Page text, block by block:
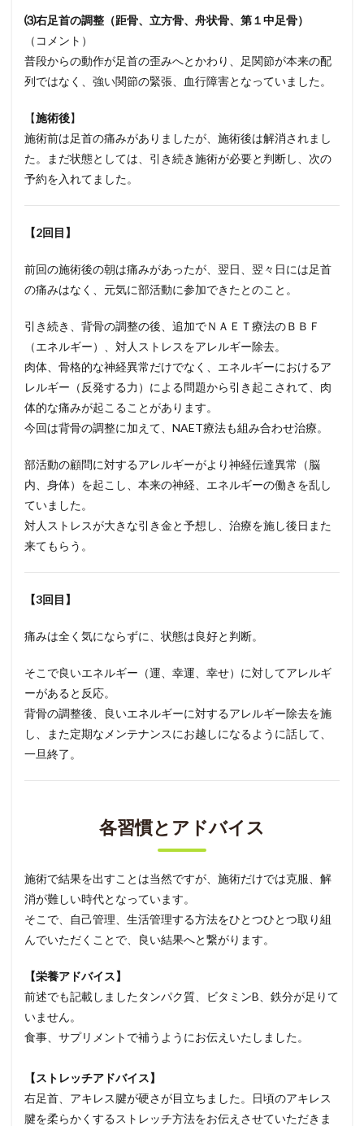
⑶右足首の調整（距骨、立方骨、舟状骨、第１中足骨）
（コメント）
普段からの動作が足首の歪みへとかわり、足関節が本来の配
列ではなく、強い関節の緊張、血行障害となっていました。
【施術後】
施術前は足首の痛みがありましたが、施術後は解消されまし
た。まだ状態としては、引き続き施術が必要と判断し、次の
予約を入れてました。
【2回目】
前回の施術後の朝は痛みがあったが、翌日、翌々日には足首
の痛みはなく、元気に部活動に参加できたとのこと。
引き続き、背骨の調整の後、追加でＮＡＥＴ療法のＢＢＦ
（エネルギー）、対人ストレスをアレルギー除去。
肉体、骨格的な神経異常だけでなく、エネルギーにおけるア
レルギー（反発する力）による問題から引き起こされて、肉
体的な痛みが起こることがあります。
今回は背骨の調整に加えて、NAET療法も組み合わせ治療。
部活動の顧問に対するアレルギーがより神経伝達異常（脳
内、身体）を起こし、本来の神経、エネルギーの働きを乱し
ていました。
対人ストレスが大きな引き金と予想し、治療を施し後日また
来てもらう。
【3回目】
痛みは全く気にならずに、状態は良好と判断。
そこで良いエネルギー（運、幸運、幸せ）に対してアレルギ
ーがあると反応。
背骨の調整後、良いエネルギーに対するアレルギー除去を施
し、また定期なメンテナンスにお越しになるように話して、
一旦終了。
各習慣とアドバイス
施術で結果を出すことは当然ですが、施術だけでは克服、解
消が難しい時代となっています。
そこで、自己管理、生活管理する方法をひとつひとつ取り組
んでいただくことで、良い結果へと繋がります。
【栄養アドバイス】
前述でも記載しましたタンパク質、ビタミンB、鉄分が足りて
いません。
食事、サプリメントで補うようにお伝えいたしました。
【ストレッチアドバイス】
右足首、アキレス腱が硬さが目立ちました。日頃のアキレス
腱を柔らかくするストレッチ方法をお伝えさせていただきま